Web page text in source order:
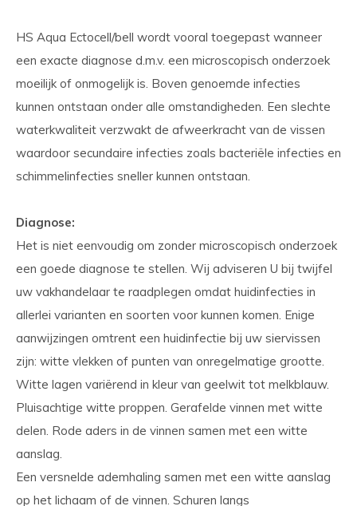
HS Aqua Ectocell/bell wordt vooral toegepast wanneer
een exacte diagnose d.m.v. een microscopisch onderzoek
moeilijk of onmogelijk is. Boven genoemde infecties
kunnen ontstaan onder alle omstandigheden. Een slechte
waterkwaliteit verzwakt de afweerkracht van de vissen
waardoor secundaire infecties zoals bacteriële infecties en
schimmelinfecties sneller kunnen ontstaan.
Diagnose:
Het is niet eenvoudig om zonder microscopisch onderzoek
een goede diagnose te stellen. Wij adviseren U bij twijfel
uw vakhandelaar te raadplegen omdat huidinfecties in
allerlei varianten en soorten voor kunnen komen. Enige
aanwijzingen omtrent een huidinfectie bij uw siervissen
zijn: witte vlekken of punten van onregelmatige grootte.
Witte lagen variërend in kleur van geelwit tot melkblauw.
Pluisachtige witte proppen. Gerafelde vinnen met witte
delen. Rode aders in de vinnen samen met een witte
aanslag.
Een versnelde ademhaling samen met een witte aanslag
op het lichaam of de vinnen. Schuren langs